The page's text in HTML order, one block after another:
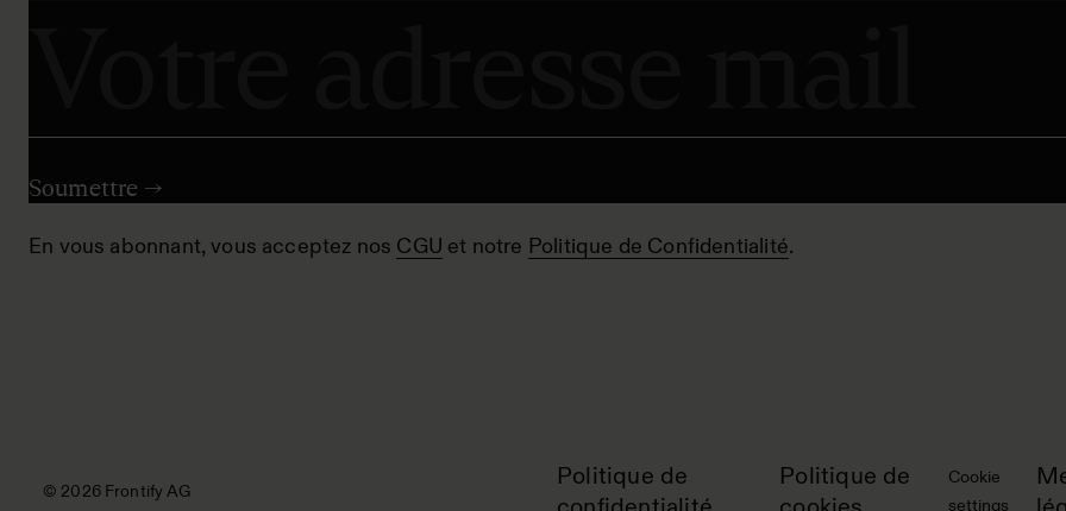
En vous abonnant, vous acceptez nos CGU et notre Politique de Confidentialité.
© 2026 Frontify AG
Politique de
Politique de
Cookie
settings